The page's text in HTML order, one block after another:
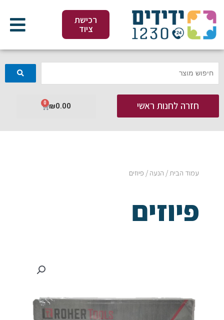
לתוכן
רכישת
ציוד
חזרה לחנות ראשי ₪0.00
0 עגלת
עמוד הבית / הנעה / פיוזים
פיוזים